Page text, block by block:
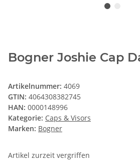
Bogner Joshie Cap
Artikelnummer: 4069
GTIN: 4064308382745
HAN: 0000148996
Kategorie: Caps & Visors
Marken: Bogner
Artikel zurzeit vergriffen